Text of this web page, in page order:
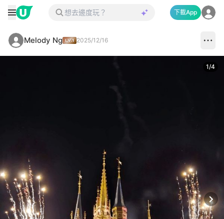
下載App
Melody Ng 2025/12/16
1/4